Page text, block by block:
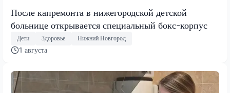
После капремонта в нижегородской детской
больнице открывается специальный бокс-корпус
Дети Здоровье Нижний Новгород
1 августа